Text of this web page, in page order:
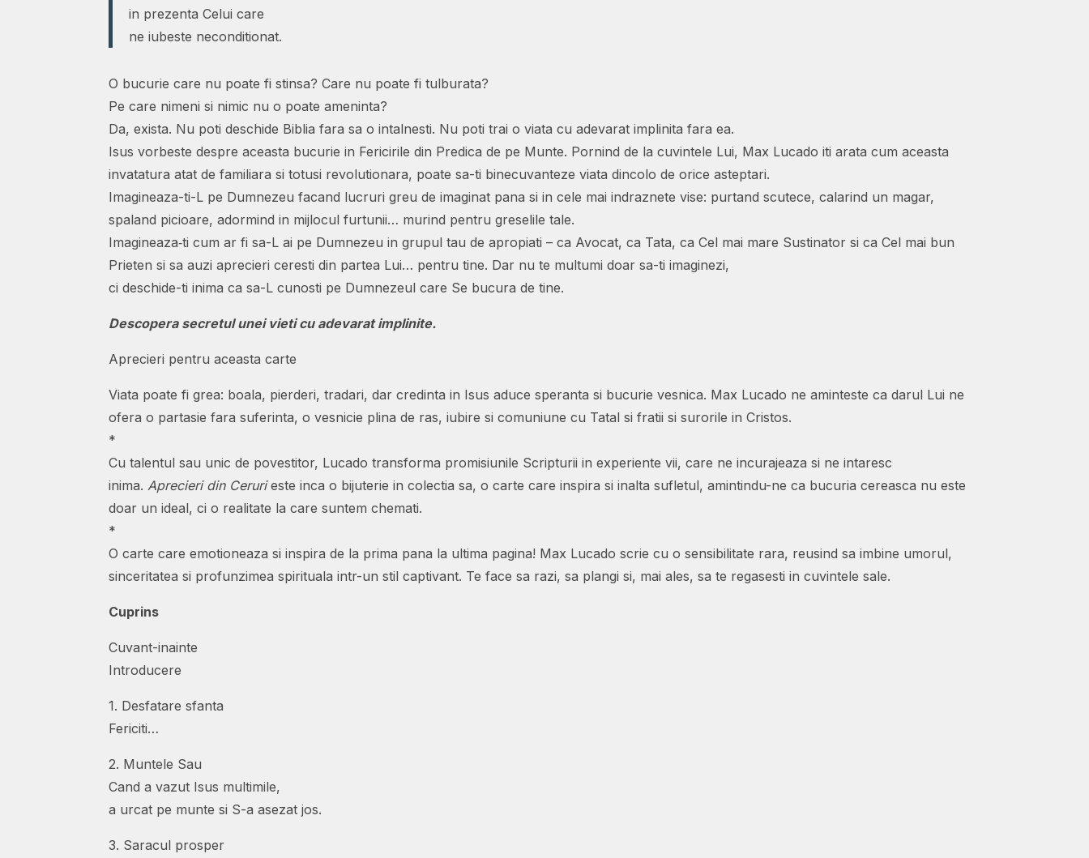
in prezenta Celui care
ne iubeste neconditionat.
O bucurie care nu poate fi stinsa? Care nu poate fi tulburata?
Pe care nimeni si nimic nu o poate ameninta?
Da, exista. Nu poti deschide Biblia fara sa o intalnesti. Nu poti trai o viata cu adevarat implinita fara ea.
Isus vorbeste despre aceasta bucurie in Fericirile din Predica de pe Munte. Pornind de la cuvintele Lui, Max Lucado iti arata cum aceasta
invatatura atat de familiara si totusi revolutionara, poate sa-ti binecuvanteze viata dincolo de orice asteptari.
Imagineaza-ti-L pe Dumnezeu facand lucruri greu de imaginat pana si in cele mai indraznete vise: purtand scutece, calarind un magar,
spaland picioare, adormind in mijlocul furtunii… murind pentru greselile tale.
Imagineaza‑ti cum ar fi sa-L ai pe Dumnezeu in grupul tau de apropiati – ca Avocat, ca Tata, ca Cel mai mare Sustinator si ca Cel mai bun
Prieten si sa auzi aprecieri ceresti din partea Lui… pentru tine. Dar nu te multumi doar sa-ti imaginezi,
ci deschide-ti inima ca sa-L cunosti pe Dumnezeul care Se bucura de tine.
Descopera secretul unei vieti cu adevarat implinite.
Aprecieri pentru aceasta carte
Viata poate fi grea: boala, pierderi, tradari, dar credinta in Isus aduce speranta si bucurie vesnica. Max Lucado ne aminteste ca darul Lui ne
ofera o partasie fara suferinta, o vesnicie plina de ras, iubire si comuniune cu Tatal si fratii si surorile in Cristos.
*
Cu talentul sau unic de povestitor, Lucado transforma promisiunile Scripturii in experiente vii, care ne incurajeaza si ne intaresc
inima. Aprecieri din Cerurieste inca o bijuterie in colectia sa, o carte care inspira si inalta sufletul, amintindu-ne ca bucuria cereasca nu este
doar un ideal, ci o realitate la care suntem chemati.
*
O carte care emotioneaza si inspira de la prima pana la ultima pagina! Max Lucado scrie cu o sensibilitate rara, reusind sa imbine umorul,
sinceritatea si profunzimea spirituala intr-un stil captivant. Te face sa razi, sa plangi si, mai ales, sa te regasesti in cuvintele sale.
Cuprins
Cuvant-inainte
Introducere
1. Desfatare sfanta
Fericiti…
2. Muntele Sau
Cand a vazut Isus multimile,
a urcat pe munte si S-a asezat jos.
3. Saracul prosper